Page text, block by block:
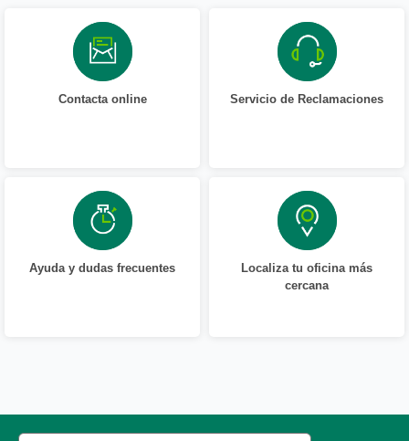
Contacta online Servicio de Reclamaciones
Ayuda y dudas frecuentes
Localiza tu oficina más
cercana